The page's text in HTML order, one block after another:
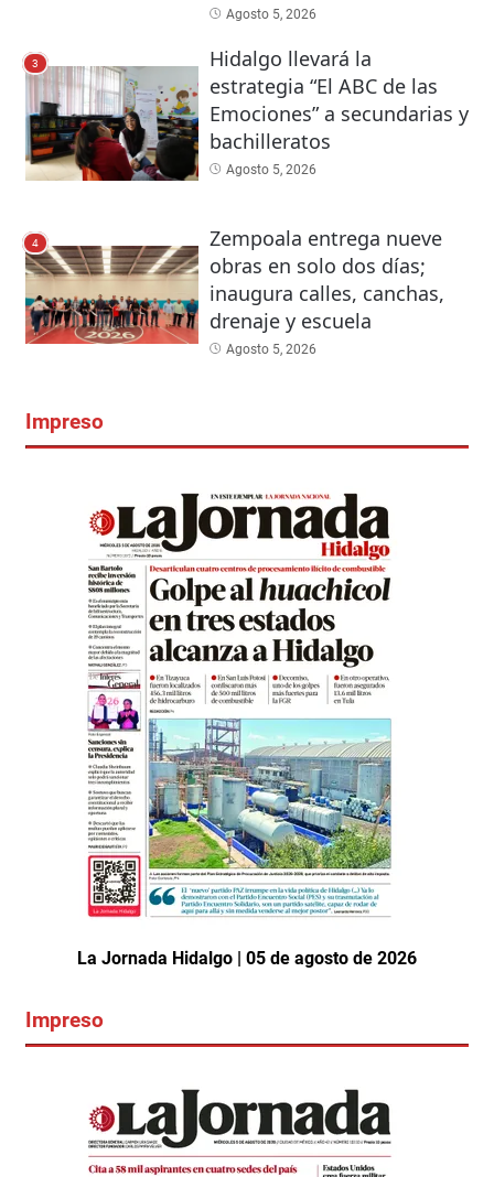
Agosto 5, 2026
3
Hidalgo llevará la
estrategia “El ABC de las
Emociones” a secundarias y
bachilleratos
Agosto 5, 2026
4
Zempoala entrega nueve
obras en solo dos días;
inaugura calles, canchas,
drenaje y escuela
Agosto 5, 2026
Impreso
La Jornada Hidalgo | 05 de agosto de 2026
Impreso